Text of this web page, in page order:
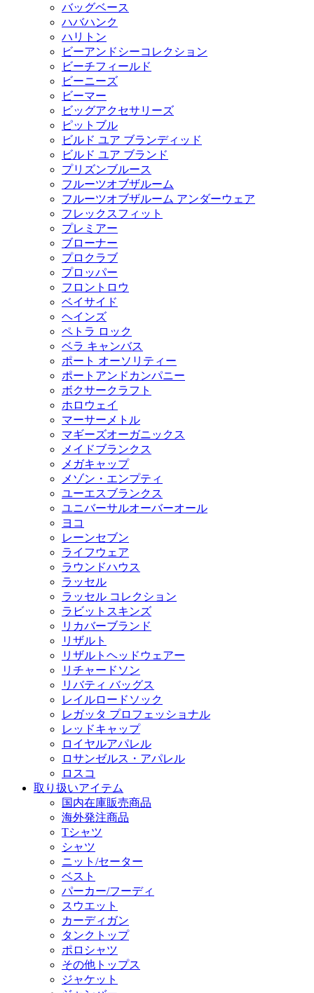
バッグベース
ハバハンク
ハリトン
ビーアンドシーコレクション
ビーチフィールド
ビーニーズ
ビーマー
ビッグアクセサリーズ
ピットブル
ビルド ユア ブランディッド
ビルド ユア ブランド
プリズンブルース
フルーツオブザルーム
フルーツオブザルーム アンダーウェア
フレックスフィット
プレミアー
ブローナー
プロクラブ
プロッパー
フロントロウ
ベイサイド
ヘインズ
ペトラ ロック
ベラ キャンバス
ポート オーソリティー
ポートアンドカンパニー
ボクサークラフト
ホロウェイ
マーサーメトル
マギーズオーガニックス
メイドブランクス
メガキャップ
メゾン・エンプティ
ユーエスブランクス
ユニバーサルオーバーオール
ヨコ
レーンセブン
ライフウェア
ラウンドハウス
ラッセル
ラッセル コレクション
ラビットスキンズ
リカバーブランド
リザルト
リザルトヘッドウェアー
リチャードソン
リバティ バッグス
レイルロードソック
レガッタ プロフェッショナル
レッドキャップ
ロイヤルアパレル
ロサンゼルス・アパレル
ロスコ
取り扱いアイテム
国内在庫販売商品
海外発注商品
Tシャツ
シャツ
ニット/セーター
ベスト
パーカー/フーディ
スウエット
カーディガン
タンクトップ
ポロシャツ
その他トップス
ジャケット